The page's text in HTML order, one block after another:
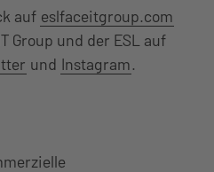
auf eslfaceitgroup.com
Group und der ESL auf
und Instagram.